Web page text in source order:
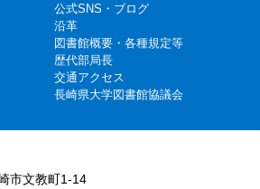
公式SNS・ブログ
沿革
図書館概要・各種規定等
歴代部局長
交通アクセス
長崎県大学図書館協議会
市文教町1-14